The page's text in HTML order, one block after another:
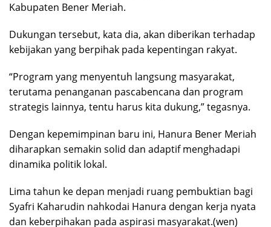
Kabupaten Bener Meriah.
Dukungan tersebut, kata dia, akan diberikan terhadap
kebijakan yang berpihak pada kepentingan rakyat.
“Program yang menyentuh langsung masyarakat,
terutama penanganan pascabencana dan program
strategis lainnya, tentu harus kita dukung,” tegasnya.
Dengan kepemimpinan baru ini, Hanura Bener Meriah
diharapkan semakin solid dan adaptif menghadapi
dinamika politik lokal.
Lima tahun ke depan menjadi ruang pembuktian bagi
Syafri Kaharudin nahkodai Hanura dengan kerja nyata
dan keberpihakan pada aspirasi masyarakat.(wen)